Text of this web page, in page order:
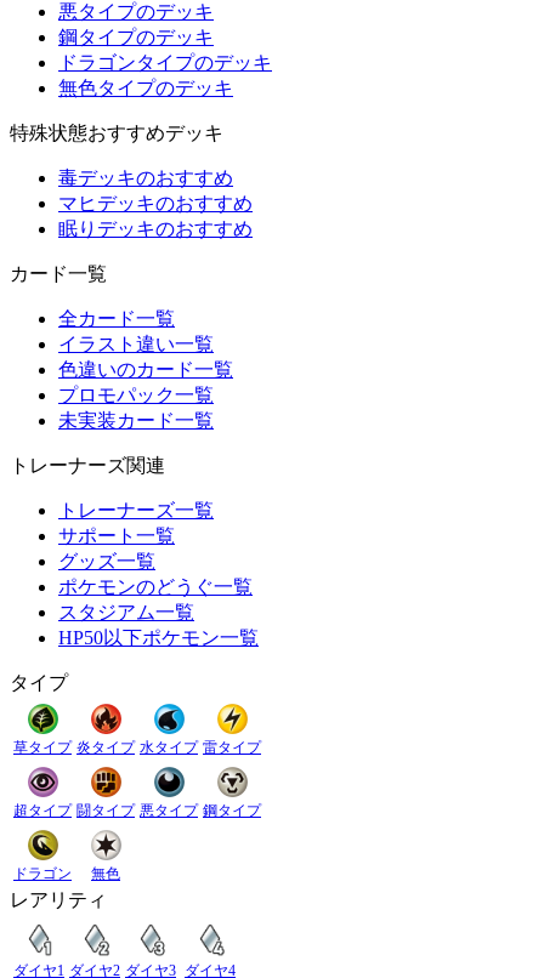
悪タイプのデッキ
鋼タイプのデッキ
ドラゴンタイプのデッキ
無色タイプのデッキ
特殊状態おすすめデッキ
毒デッキのおすすめ
マヒデッキのおすすめ
眠りデッキのおすすめ
カード一覧
全カード一覧
イラスト違い一覧
色違いのカード一覧
プロモパック一覧
未実装カード一覧
トレーナーズ関連
トレーナーズ一覧
サポート一覧
グッズ一覧
ポケモンのどうぐ一覧
スタジアム一覧
HP50以下ポケモン一覧
タイプ
草タイプ 炎タイプ 水タイプ 雷タイプ
超タイプ 闘タイプ 悪タイプ 鋼タイプ
ドラゴン 無色
レアリティ
ダイヤ1 ダイヤ2 ダイヤ3 ダイヤ4